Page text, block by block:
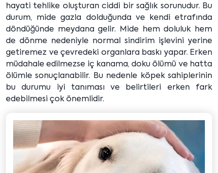
hayati tehlike oluşturan ciddi bir sağlık sorunudur. Bu
durum, mide gazla dolduğunda ve kendi etrafında
döndüğünde meydana gelir. Mide hem doluluk hem
de dönme nedeniyle normal sindirim işlevini yerine
getiremez ve çevredeki organlara baskı yapar. Erken
müdahale edilmezse iç kanama, doku ölümü ve hatta
ölümle sonuçlanabilir. Bu nedenle köpek sahiplerinin
bu durumu iyi tanıması ve belirtileri erken fark
edebilmesi çok önemlidir.